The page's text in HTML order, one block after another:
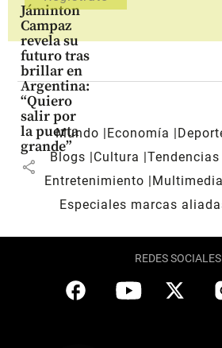
Jáminton
Campaz
revela su
futuro tras
brillar en
Argentina:
“Quiero
salir por
la puerta
grande”
share
Mundo Economía
Blogs
Cultura Tendencias
Entretenimiento
Multimedia
Especiales marcas
REDES SOCIALES